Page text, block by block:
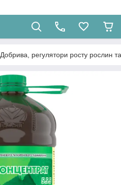
Добрива, регулятори росту рослин